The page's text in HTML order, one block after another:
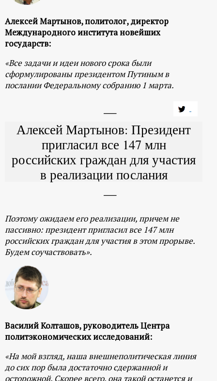
Алексей Мартынов, политолог, директор
Международного института новейших
государств:
«Все задачи и идеи нового срока были
сформулированы президентом Путиным в
послании Федеральному собранию 1 марта.
Алексей Мартынов: Президент
пригласил все 147 млн
российских граждан для участия
в реализации послания
Поэтому ожидаем его реализации, причем не
пассивно: президент пригласил все 147 млн
российских граждан для участия в этом прорыве.
Будем соучаствовать».
Василий Колташов, руководитель Центра
политэкономических исследований:
«На мой взгляд, наша внешнеполитическая линия
до сих пор была достаточно сдержанной и
осторожной. Скорее всего, она такой останется и